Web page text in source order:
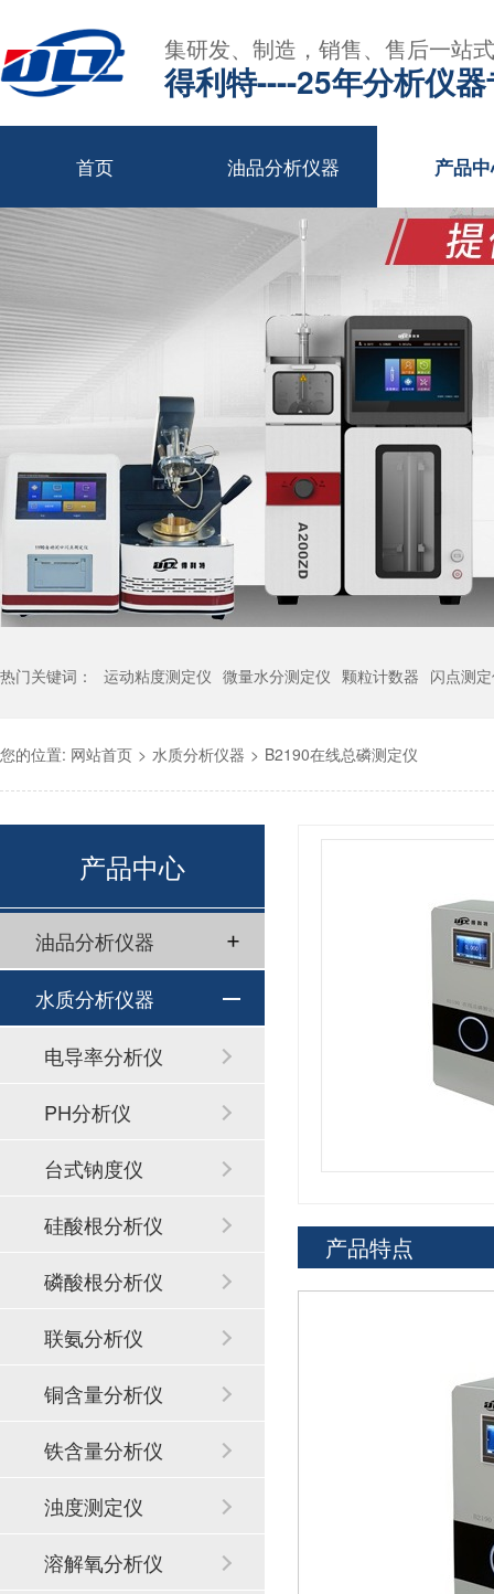
集研发、制造，销售、售后一站
得利特----25年分析仪
首页 油品分析仪器 产品
热门关键词： 运动粘度测定仪 微量水分测定仪 颗粒计数器 闪点测
您的位置: 网站首页 > 水质分析仪器 > B2190在线总磷测定仪
产品特点
产品中心
油品分析仪器
水质分析仪器
电导率分析仪
PH分析仪
台式钠度仪
硅酸根分析仪
磷酸根分析仪
联氨分析仪
铜含量分析仪
铁含量分析仪
浊度测定仪
溶解氧分析仪